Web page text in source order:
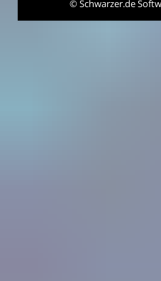
©Schwarzer.de